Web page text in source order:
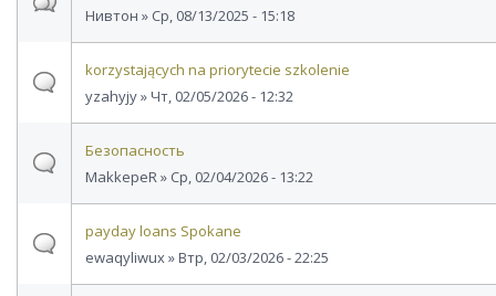
Нивтон » Ср, 08/13/2025 - 15:18
korzystających na priorytecie szkolenie
yzahyjy» Чт, 02/05/2026 - 12:32
Безопасность
MakkepeR» Ср, 02/04/2026 - 13:22
payday loans Spokane
ewaqyliwux» Втр, 02/03/2026 - 22:25